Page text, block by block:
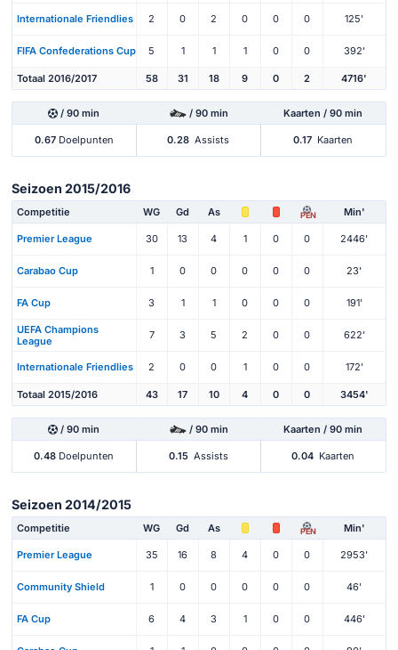
Internationale Friendlies 2 0 2 0 0 0 125'
FIFA Confederations Cup 5 1 1 1 0 0 392'
Totaal 2016/2017 58 31 18 9 0 2 4716'
/ 90 min / 90 min Kaarten / 90 min
0.67Doelpunten 0.28 Assists 0.17 Kaarten
Seizoen 2015/2016
Competitie WG Gd As PEN Min'
Premier League 30 13 4 1 0 0 2446'
Carabao Cup 1 0 0 0 0 0 23'
FA Cup 3 1 1 0 0 0 191'
UEFA Champions
League
7 3 5 2 0 0 622'
Internationale Friendlies 2 0 0 1 0 0 172'
Totaal 2015/2016 43 17 10 4 0 0 3454'
/ 90 min / 90 min Kaarten / 90 min
0.48 Doelpunten 0.15 Assists 0.04 Kaarten
Seizoen 2014/2015
Competitie WG Gd As PEN Min'
Premier League 35 16 8 4 0 0 2953'
Community Shield 1 0 0 0 0 0 46'
FA Cup 6 4 3 1 0 0 446'